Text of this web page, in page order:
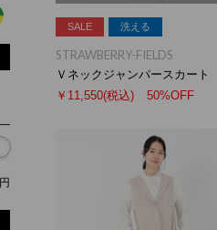
円
SALE 洗える
STRAWBERRY-FIELDS
Ｖネックジャンパースカート
￥11,550(税込) 50%OFF